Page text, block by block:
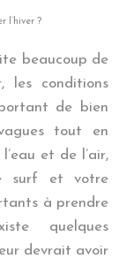
l’hiver ?
beaucoup de
les conditions
de bien
tout en
et de l’air,
surf et votre
à prendre
quelques
devrait avoir